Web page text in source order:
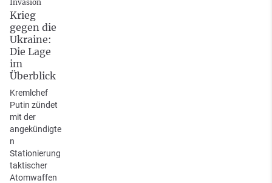
Invasion
Krieg
gegen die
Ukraine:
Die Lage
im
Überblick
Kremlchef
Putin zündet
mit der
angekündigte
n
Stationierung
taktischer
Atomwaffen